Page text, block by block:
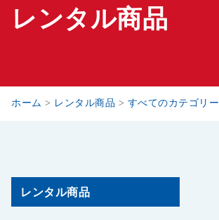
レンタル商品
ホーム > レンタル商品 > すべてのカテゴリー
レンタル商品